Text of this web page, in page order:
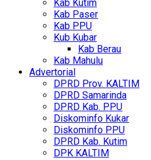
Kab Kutim
Kab Paser
Kab PPU
Kub Kubar
Kab Berau
Kab Mahulu
Advertorial
DPRD Prov. KALTIM
DPRD Samarinda
DPRD Kab. PPU
Diskominfo Kukar
Diskominfo PPU
DPRD Kab. Kutim
DPK KALTIM